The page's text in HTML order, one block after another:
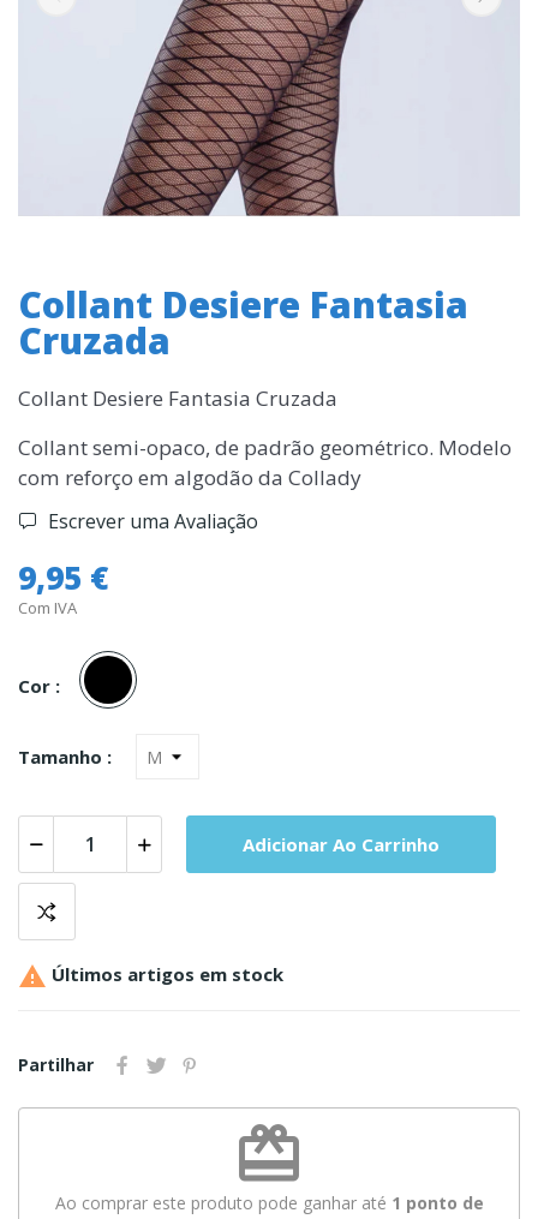
Collant Desiere Fantasia
Cruzada
Collant Desiere Fantasia Cruzada
Collant semi-opaco, de padrão geométrico. Modelo
com reforço em algodão da Collady
Escrever uma Avaliação
9,95 €
Com IVA
Cor :
Preto
Tamanho :
Adicionar Ao Carrinho
 Últimos artigos em stock
Partilhar
redeem
Ao comprar este produto pode ganhar até 1 ponto de